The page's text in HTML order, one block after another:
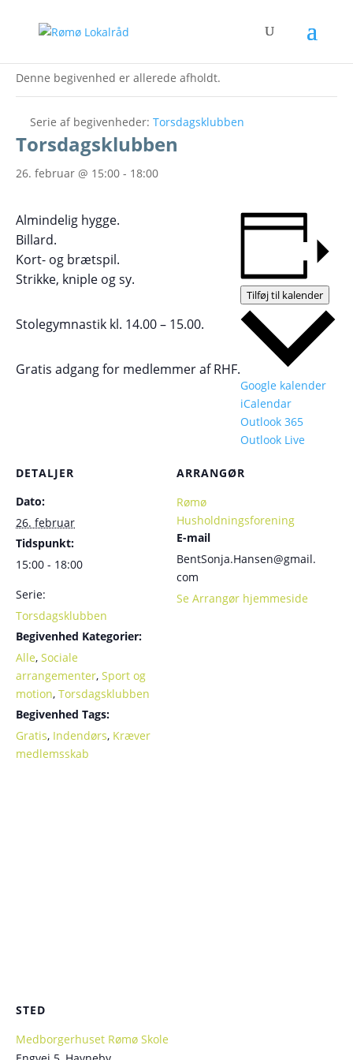
« Alle Begivenheder
Denne begivenhed er allerede afholdt.
Serie af begivenheder: Torsdagsklubben
Torsdagsklubben
26. februar @ 15:00 - 18:00
Almindelig hygge.
Billard.
Kort- og brætspil.
Strikke, kniple og sy.
Stolegymnastik kl. 14.00 – 15.00.
Gratis adgang for medlemmer af RHF.
Tilføj til kalender
Google kalender
iCalendar
Outlook 365
Outlook Live
DETALJER
Dato:
26. februar
Tidspunkt:
15:00 - 18:00
Serie:
Torsdagsklubben
Begivenhed Kategorier:
Alle, Sociale
arrangementer, Sport og
motion, Torsdagsklubben
Begivenhed Tags:
Gratis, Indendørs, Kræver
medlemsskab
ARRANGØR
Rømø
Husholdningsforening
E-mail
BentSonja.Hansen@gmail.
com
Se Arrangør hjemmeside
STED
Medborgerhuset Rømø Skole